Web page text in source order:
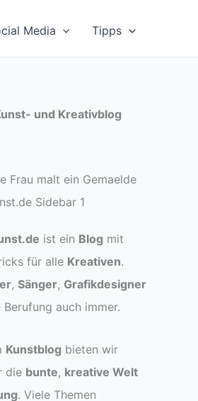
Media Tipps
und Kreativblog
ist ein Blog mit
für alle Kreativen.
, Sänger, Grafikdesigner
auch immer.
Kunstblog bieten wir
die bunte, kreative Welt
. Viele Themen